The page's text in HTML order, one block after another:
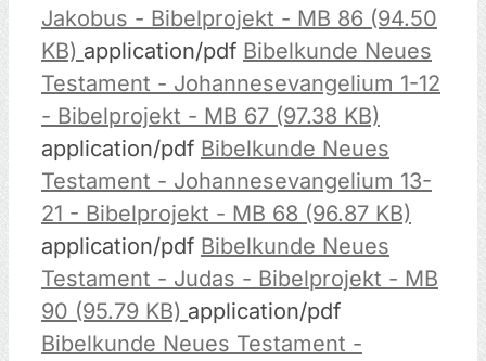
Jakobus - Bibelprojekt - MB 86 (94.50
KB) application/pdf Bibelkunde Neues
Testament - Johannesevangelium 1-12
- Bibelprojekt - MB 67 (97.38 KB)
application/pdf Bibelkunde Neues
Testament - Johannesevangelium 13-
21 - Bibelprojekt - MB 68 (96.87 KB)
application/pdf Bibelkunde Neues
Testament - Judas - Bibelprojekt - MB
90 (95.79 KB) application/pdf
Bibelkunde Neues Testament -